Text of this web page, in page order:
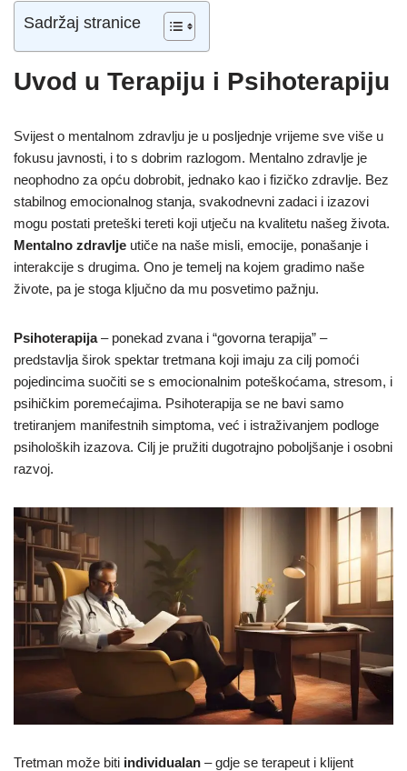
Sadržaj stranice
Uvod u Terapiju i Psihoterapiju
Svijest o mentalnom zdravlju je u posljednje vrijeme sve više u
fokusu javnosti, i to s dobrim razlogom. Mentalno zdravlje je
neophodno za opću dobrobit, jednako kao i fizičko zdravlje. Bez
stabilnog emocionalnog stanja, svakodnevni zadaci i izazovi
mogu postati preteški tereti koji utječu na kvalitetu našeg života.
Mentalno zdravlje utiče na naše misli, emocije, ponašanje i
interakcije s drugima. Ono je temelj na kojem gradimo naše
živote, pa je stoga ključno da mu posvetimo pažnju.
Psihoterapija– ponekad zvana i “govorna terapija” –
predstavlja širok spektar tretmana koji imaju za cilj pomoći
pojedincima suočiti se s emocionalnim poteškoćama, stresom, i
psihičkim poremećajima. Psihoterapija se ne bavi samo
tretiranjem manifestnih simptoma, već i istraživanjem podloge
psiholoških izazova. Cilj je pružiti dugotrajno poboljšanje i osobni
razvoj.
Tretman može biti individualan – gdje se terapeut i klijent